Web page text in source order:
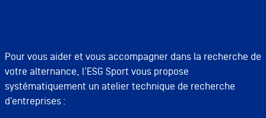
Pour vous aider et vous accompagner dans la recherche de
votre alternance, l’ESG Sport vous propose
systématiquement un atelier technique de recherche
d’entreprises :